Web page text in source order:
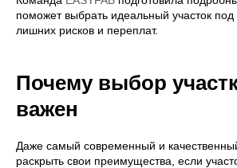
поможет выбрать идеальный участок
лишних рисков и переплат.
Почему выбор
важен
Даже самый современный и
раскрыть свои преимущества, если